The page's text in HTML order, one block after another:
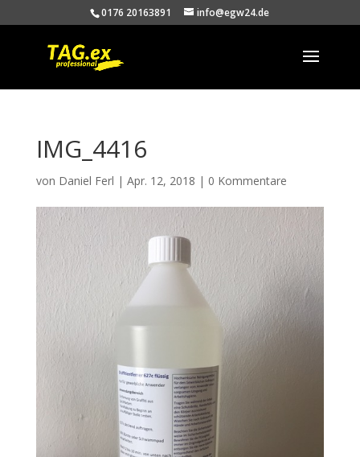
0176 20163891 info@egw24.de
IMG_4416
von Daniel Ferl | Apr. 12, 2018 | 0 Kommentare